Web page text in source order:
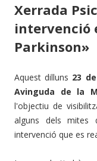
Xerrada
intervenció
Parkinson»
Aquest dilluns 23
Avinguda de la
l'objectiu de
alguns dels mites
intervenció que es